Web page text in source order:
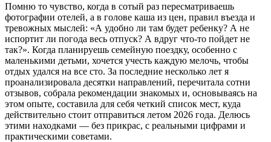
Помню то чувство, когда в сотый раз пересматриваешь
фотографии отелей, а в голове каша из цен, правил въезда и
тревожных мыслей: «А удобно ли там будет ребенку? А не
испортит ли погода весь отпуск? А вдруг что-то пойдет не
так?». Когда планируешь семейную поездку, особенно с
маленькими детьми, хочется учесть каждую мелочь, чтобы
отдых удался на все сто. За последние несколько лет я
проанализировала десятки направлений, перечитала сотни
отзывов, собрала рекомендации знакомых и, основываясь на
этом опыте, составила для себя четкий список мест, куда
действительно стоит отправиться летом 2026 года. Делюсь
этими находками — без прикрас, с реальными цифрами и
практическими советами.